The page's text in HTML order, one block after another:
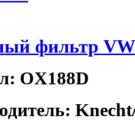
фильтр
OX188D